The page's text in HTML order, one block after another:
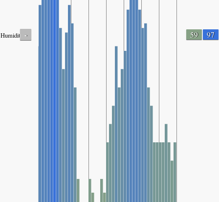
Humidity - 59 97